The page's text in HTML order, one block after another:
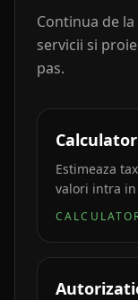
Continua de
servicii si
pas.
Estimeaza
valori intra